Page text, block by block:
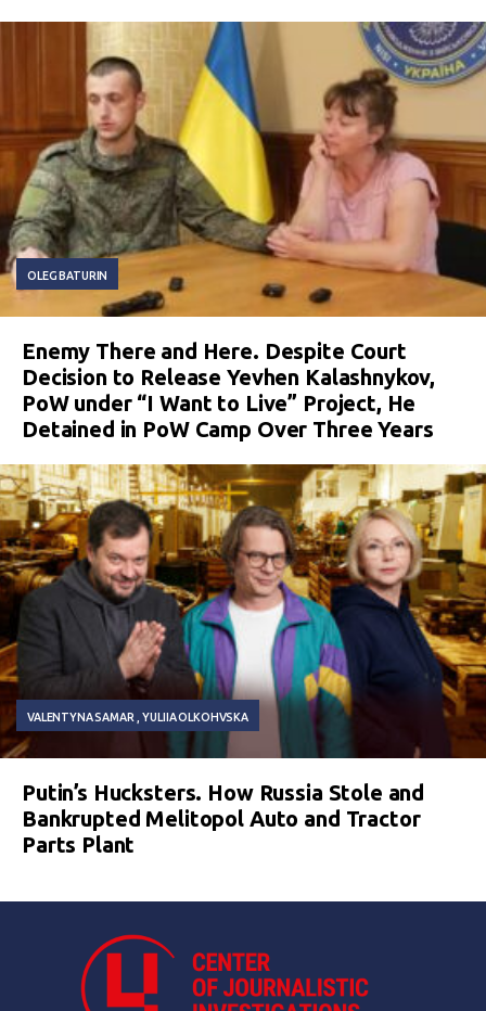
OLEG BATURIN
Enemy There and Here. Despite Court
Decision to Release Yevhen Kalashnykov,
PoW under “I Want to Live” Project, He
Detained in PoW Camp Over Three Years
VALENTYNA SAMAR YULIIA OLKOHVSKA
Putin’s Hucksters. How Russia Stole and
Bankrupted Melitopol Auto and Tractor
Parts Plant